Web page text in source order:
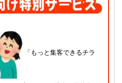
「もっと集客できるチラ